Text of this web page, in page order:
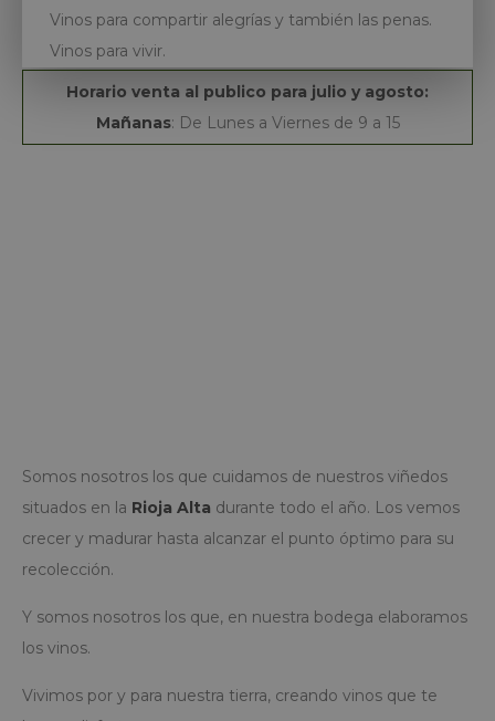
Vinos para compartir alegrías y también las penas.
Vinos para vivir.
Horario venta al publico para julio y agosto:
Mañanas: De Lunes a Viernes de 9 a 15
Somos nosotros los que cuidamos de nuestros viñedos
situados en la Rioja Alta durante todo el año. Los vemos
crecer y madurar hasta alcanzar el punto óptimo para su
recolección.
Y somos nosotros los que, en nuestra bodega elaboramos
los vinos.
Vivimos por y para nuestra tierra, creando vinos que te